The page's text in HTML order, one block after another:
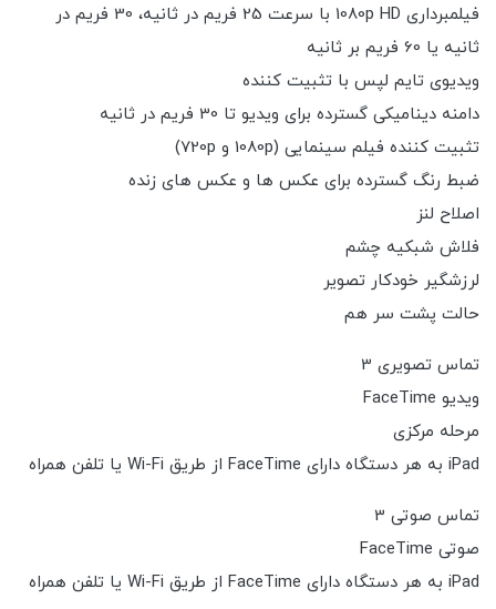
فیلمبرداری 1080p HD با سرعت 25 فریم در ثانیه، 30 فریم در
ثانیه یا 60 فریم بر ثانیه
ویدیوی تایم لپس با تثبیت کننده
دامنه دینامیکی گسترده برای ویدیو تا 30 فریم در ثانیه
تثبیت کننده فیلم سینمایی (1080p و 720p)
ضبط رنگ گسترده برای عکس ها و عکس های زنده
اصلاح لنز
فلاش شبکیه چشم
لرزشگیر خودکار تصویر
حالت پشت سر هم
تماس تصویری 3
ویدیو FaceTime
مرحله مرکزی
iPad به هر دستگاه دارای FaceTime از طریق Wi-Fi یا تلفن همراه
تماس صوتی 3
صوتی FaceTime
iPad به هر دستگاه دارای FaceTime از طریق Wi-Fi یا تلفن همراه